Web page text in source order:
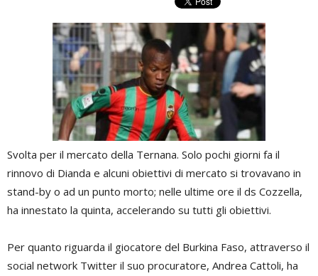
Svolta per il mercato della Ternana. Solo pochi giorni fa il
rinnovo di Dianda e alcuni obiettivi di mercato si trovavano in
stand-by o ad un punto morto; nelle ultime ore il ds Cozzella,
ha innestato la quinta, accelerando su tutti gli obiettivi.
Per quanto riguarda il giocatore del Burkina Faso, attraverso il
social network Twitter il suo procuratore, Andrea Cattoli, ha